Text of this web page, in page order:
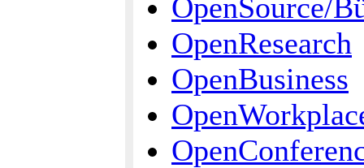
OpenSource/
OpenResearch
OpenBusiness